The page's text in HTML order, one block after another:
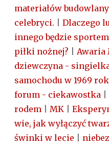
materiałów
celebryci.
Dlaczego
innego będzie
piłki nożnej?
Awaria
dziewczyna -
samochodu w 1969
forum - ciekawostka
rodem
MK
wie, jak wyłączyć
świnki w lecie